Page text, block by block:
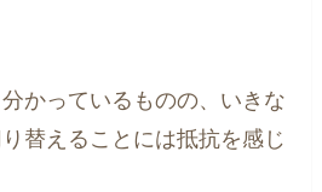
かっているものの、いきな
替えることには抵抗を感じ